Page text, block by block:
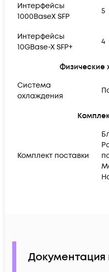
Интерфейсы
1000BaseX SFP
5
Интерфейсы
10GBase-X SFP+
4
Физические
Система
охлаждения
Комплект поставки
Документация